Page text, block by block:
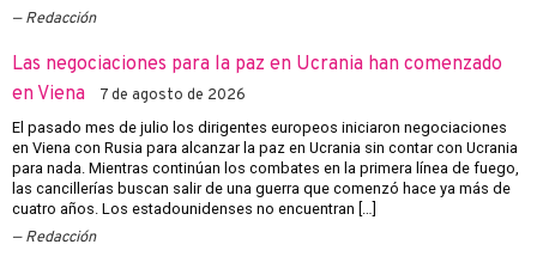
Redacción
Las negociaciones para la paz en Ucrania han comenzado
en Viena
7 de agosto de 2026
El pasado mes de julio los dirigentes europeos iniciaron negociaciones
en Viena con Rusia para alcanzar la paz en Ucrania sin contar con Ucrania
para nada. Mientras continúan los combates en la primera línea de fuego,
las cancillerías buscan salir de una guerra que comenzó hace ya más de
cuatro años. Los estadounidenses no encuentran […]
Redacción